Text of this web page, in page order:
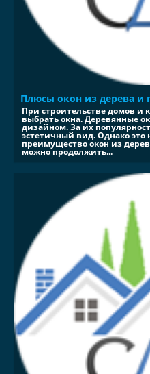
Плюсы окон из дерева и
При строительстве домов и
выбрать окна. Деревянные
дизайном. За их
эстетичный вид. Однако это
преимущество окон из
можно продолжить...